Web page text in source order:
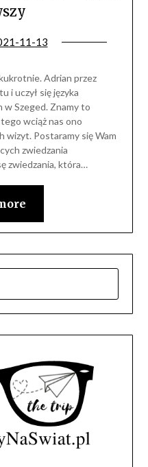
11-13
Adrian przez
i uczył się języka
w Szeged. Znamy to
wciąż nas ono
wizyt. Postaramy się Wam
zwiedzania
zwiedzania, która…